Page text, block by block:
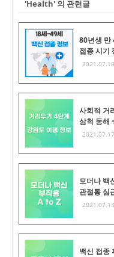
'Health' 의 관련글
80년생 만
접종 시기
2021.07.18
사회적 거
삼척 동해
2021.07.17
모더나 백
관절통 심
2021.07.14
백신 접종